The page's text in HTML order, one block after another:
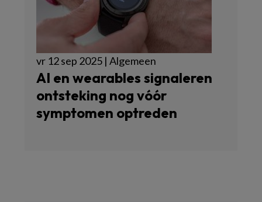
vr 12 sep 2025 | Algemeen
AI en wearables signaleren
ontsteking nog vóór
symptomen optreden